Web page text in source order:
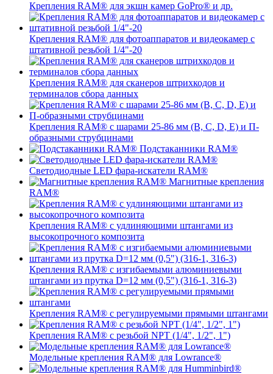
Крепления RAM® для экшн камер GoPro® и др.
Крепления RAM® для фотоаппаратов и видеокамер с
штативной резьбой 1/4"-20
Крепления RAM® для сканеров штрихкодов и
терминалов сбора данных
Крепления RAM® с шарами 25-86 мм (B, C, D, E) и П-
образными струбцинами
Подстаканники RAM®
Светодиодные LED фара-искатели RAM®
Магнитные крепления
RAM®
Крепления RAM® с удлиняющими штангами из
высокопрочного композита
Крепления RAM® с изгибаемыми алюминиевыми
штангами из прутка D=12 мм (0,5") (316-1, 316-3)
Крепления RAM® c регулируемыми прямыми штангами
Крепления RAM® с резьбой NPT (1/4", 1/2", 1")
Модельные крепления RAM® для Lowrance®